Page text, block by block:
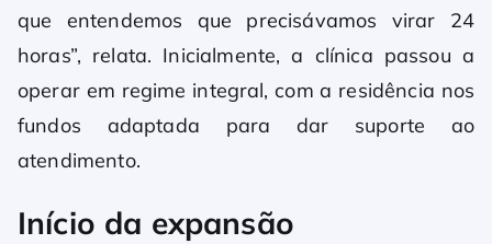
que entendemos que precisávamos virar 24
horas”, relata. Inicialmente, a clínica passou a
operar em regime integral, com a residência nos
fundos adaptada para dar suporte ao
atendimento.
Início da expansão